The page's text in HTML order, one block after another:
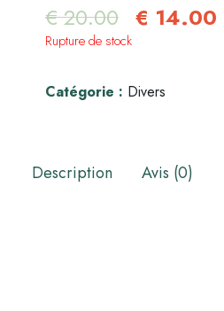
€20.00 € 14.00
Rupture de stock
Catégorie : Divers
Description Avis (0)